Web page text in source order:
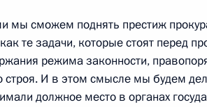
назначен первым
мы сможем поднять престиж
те задачи, которые стоят перед
режима законности,
строя. И в этом смысле мы будем
должное место в органах